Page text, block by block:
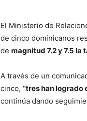
El Ministerio de
de cinco dominicanos
de magnitud 7.2 y 7.5 la
A través de un
cinco, “tres han logrado
continúa dando